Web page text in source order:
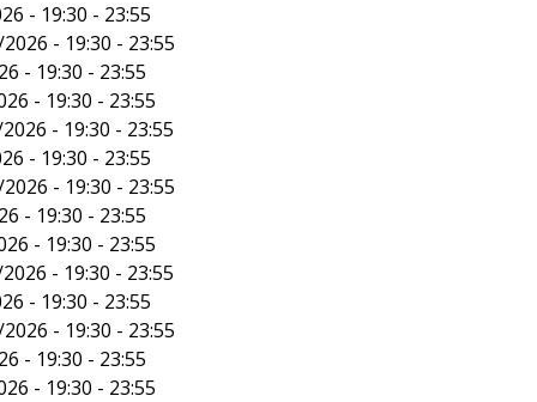
- 19:30 - 23:55
- 19:30 - 23:55
- 19:30 - 23:55
- 19:30 - 23:55
- 19:30 - 23:55
- 19:30 - 23:55
- 19:30 - 23:55
- 19:30 - 23:55
- 19:30 - 23:55
- 19:30 - 23:55
- 19:30 - 23:55
- 19:30 - 23:55
- 19:30 - 23:55
- 19:30 - 23:55